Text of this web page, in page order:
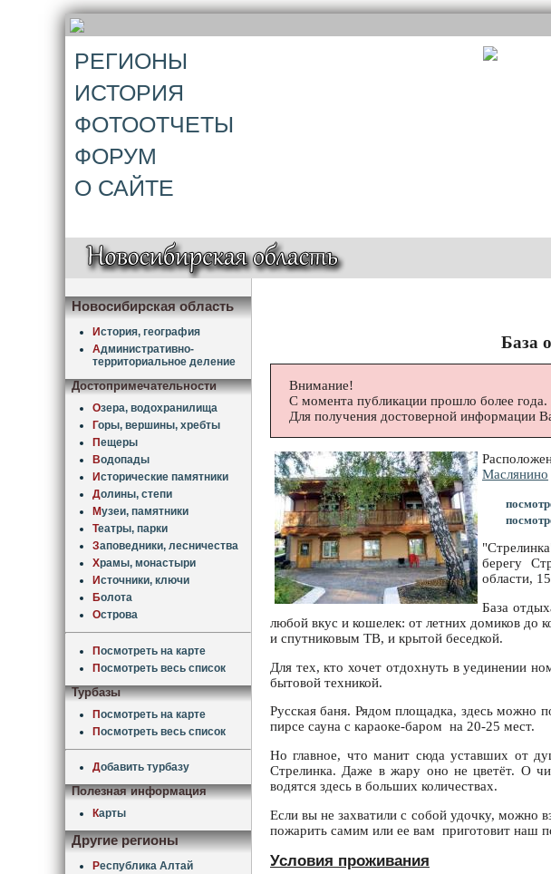
РЕГИОНЫ
ИСТОРИЯ
ФОТООТЧЕТЫ
ФОРУМ
О САЙТЕ
Новосибирская область
История, география
Административно-
территориальное деление
Достопримечательности
Озера, водохранилища
Горы, вершины, хребты
Пещеры
Водопады
Исторические памятники
Долины, степи
Музеи, памятники
Театры, парки
Заповедники, лесничества
Храмы, монастыри
Источники, ключи
Болота
Острова
Посмотреть на карте
Посмотреть весь список
Турбазы
Посмотреть на карте
Посмотреть весь список
Добавить турбазу
Полезная информация
Карты
Другие регионы
Республика Алтай
База
Внимание!
С момента публикации прошло более года.
Для получения достоверной информации
Маслянино
берегу
области,
База
любой вкус и кошелек: от летних домиков до
и спутниковым ТВ, и крытой беседкой.
Для тех, кто хочет отдохнуть в уединении
бытовой техникой.
Русская баня. Рядом площадка, здесь можно
пирсе сауна с караоке-баром на 20-25 мест.
Но главное, что манит сюда уставших от
Стрелинка. Даже в жару оно не цветёт. О
водятся здесь в больших количествах.
Если вы не захватили с собой удочку, можно
пожарить самим или ее вам приготовит наш
Условия проживания